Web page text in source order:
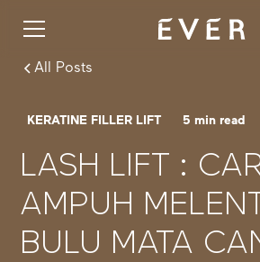
All Posts
KERATINE FILLER LIFT 5 min read
LASH LIFT :
AMPUH
BULU MATA